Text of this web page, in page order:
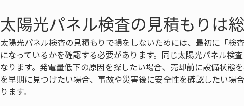
太陽光パネル検査の見積もりは
太陽光パネル検査の見積もりで損をしないためには、最初に「検
になっているかを確認する必要があります。同じ太陽光パネル検
なります。発電量低下の原因を探したい場合、売却前に設備状態
を早期に見つけたい場合、事故や災害後に安全性を確認したい場
ります。